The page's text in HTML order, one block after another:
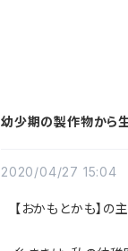
幼少期の製作物から
2020/04/27 15:04
【おかもとかも】の